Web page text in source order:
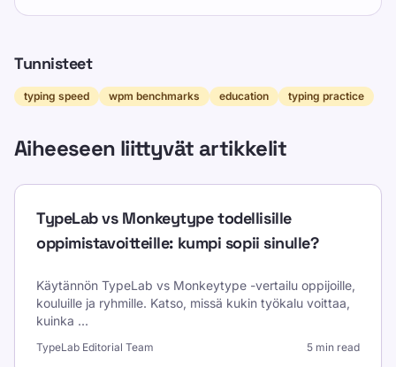
Tunnisteet
typing speed wpm benchmarks education typing practice
Aiheeseen liittyvät artikkelit
TypeLab vs Monkeytype todellisille
oppimistavoitteille: kumpi sopii sinulle?
Käytännön TypeLab vs Monkeytype -vertailu oppijoille,
kouluille ja ryhmille. Katso, missä kukin työkalu voittaa,
kuinka ...
TypeLab Editorial Team 5 min read